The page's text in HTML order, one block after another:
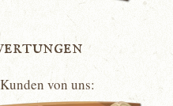
von uns: